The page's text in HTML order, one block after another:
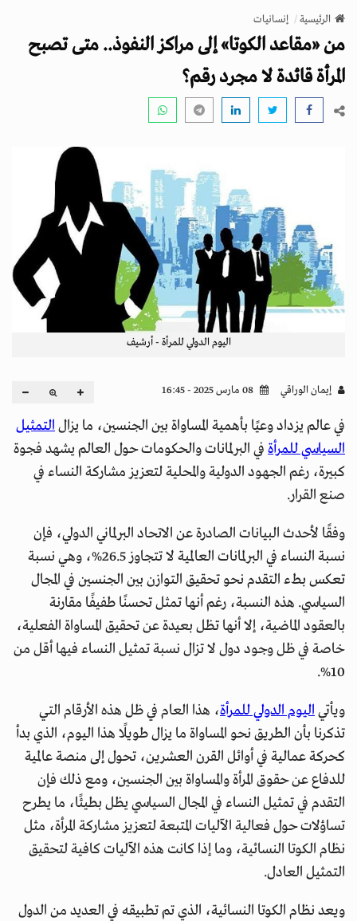
v
g
a
الرئيسية إنسانيات
من «مقاعد الكوتا» إلى مراكز النفوذ.. متى تصبح
المرأة قائدة لا مجرد رقم؟
اليوم الدولي للمرأة - أرشيف
إيمان الوراقي
في عالم يزداد وعيًا بأهمية المساواة بين الجنسين، ما يزال التمثيل
السياسي للمرأة في البرلمانات والحكومات حول العالم يشهد فجوة
كبيرة، رغم الجهود الدولية والمحلية لتعزيز مشاركة النساء في
صنع القرار.
وفقًا لأحدث البيانات الصادرة عن الاتحاد البرلماني الدولي، فإن
نسبة النساء في البرلمانات العالمية لا تتجاوز 26.5%، وهي نسبة
تعكس بطء التقدم نحو تحقيق التوازن بين الجنسين في المجال
السياسي. هذه النسبة، رغم أنها تمثل تحسنًا طفيفًا مقارنة
بالعقود الماضية، إلا أنها تظل بعيدة عن تحقيق المساواة الفعلية،
خاصة في ظل وجود دول لا تزال نسبة تمثيل النساء فيها أقل من
10%.
ويأتي اليوم الدولي للمرأة، هذا العام في ظل هذه الأرقام التي
تذكرنا بأن الطريق نحو المساواة ما يزال طويلًا هذا اليوم، الذي بدأ
كحركة عمالية في أوائل القرن العشرين، تحول إلى منصة عالمية
للدفاع عن حقوق المرأة والمساواة بين الجنسين، ومع ذلك فإن
التقدم في تمثيل النساء في المجال السياسي يظل بطيئًا، ما يطرح
تساؤلات حول فعالية الآليات المتبعة لتعزيز مشاركة المرأة، مثل
نظام الكوتا النسائية، وما إذا كانت هذه الآليات كافية لتحقيق
التمثيل العادل.
ويعد نظام الكوتا النسائية، الذي تم تطبيقه في العديد من الدول